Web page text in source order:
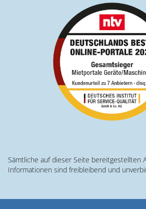
Sämtliche auf dieser Seite bereitgestellten
Informationen sind freibleibend und